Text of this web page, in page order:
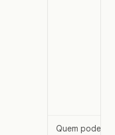
Quem pode